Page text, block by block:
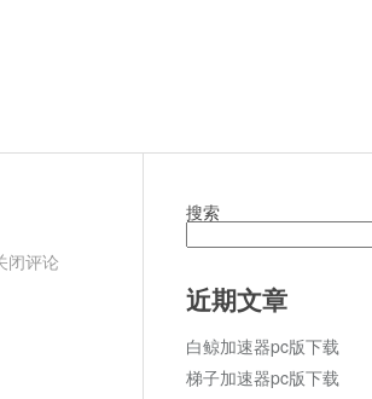
闭评论
搜索
近期文章
白鲸加速器pc版下载
梯子加速器pc版下载